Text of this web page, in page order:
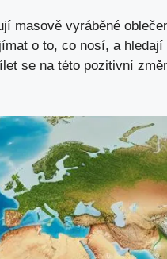
masově‍ vyráběné
o ⁤to, co nosí, a‌
se na této pozitivní